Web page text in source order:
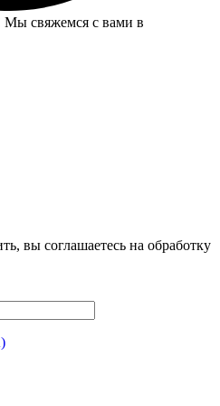
Мы свяжемся с вами в
вы соглашаетесь на обработку